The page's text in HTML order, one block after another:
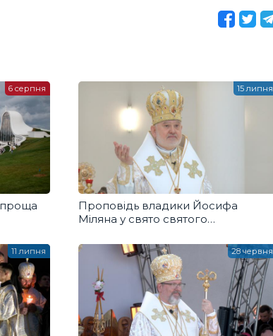
проща
6 серпня
Проповідь владики Йосифа
Міляна у свято святого
15 липня
11 липня 28 червня